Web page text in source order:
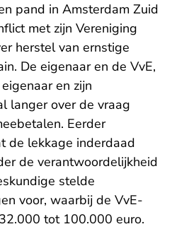
pand in Amsterdam Zuid
met zijn Vereniging
herstel van ernstige
De eigenaar en de VvE,
en zijn
langer over de vraag
Eerder
de lekkage inderdaad
de verantwoordelijkheid
stelde
voor, waarbij de VvE-
tot 100.000 euro.